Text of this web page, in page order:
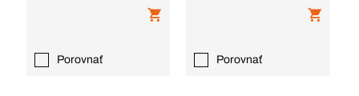
Porovnať Porovnať